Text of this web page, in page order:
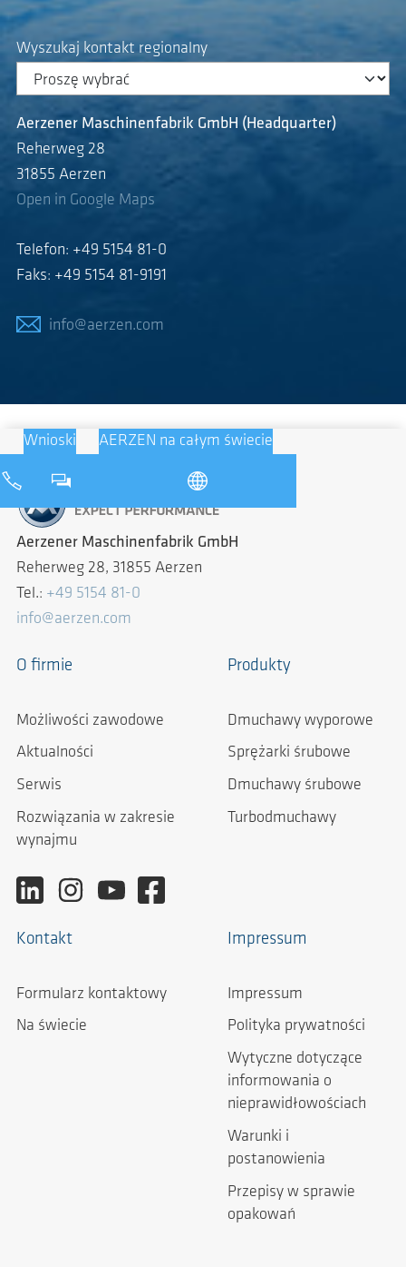
Wyszukaj kontakt regionalny
Aerzener Maschinenfabrik GmbH (Headquarter)
Reherweg 28
31855 Aerzen
Open in Google Maps
Telefon: +49 5154 81-0
Faks: +49 5154 81-9191
info@aerzen.com
Wnioski AERZEN na całym świecie
Aerzener Maschinenfabrik GmbH
Reherweg 28, 31855 Aerzen
Tel.: +49 5154 81-0
info@aerzen.com
O firmie
Możliwości zawodowe
Aktualności
Serwis
Rozwiązania w zakresie
wynajmu
Produkty
Dmuchawy wyporowe
Sprężarki śrubowe
Dmuchawy śrubowe
Turbodmuchawy
Kontakt
Formularz kontaktowy
Na świecie
Impressum
Impressum
Polityka prywatności
Wytyczne dotyczące
informowania o
nieprawidłowościach
Warunki i
postanowienia
Przepisy w sprawie
opakowań